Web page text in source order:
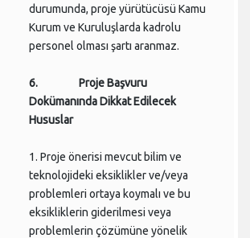
durumunda, proje yürütücüsü Kamu
Kurum ve Kuruluşlarda kadrolu
personel olması şartı aranmaz.
6. Proje Başvuru
Dokümanında Dikkat Edilecek
Hususlar
1. Proje önerisi mevcut bilim ve
teknolojideki eksiklikler ve/veya
problemleri ortaya koymalı ve bu
eksikliklerin giderilmesi veya
problemlerin çözümüne yönelik